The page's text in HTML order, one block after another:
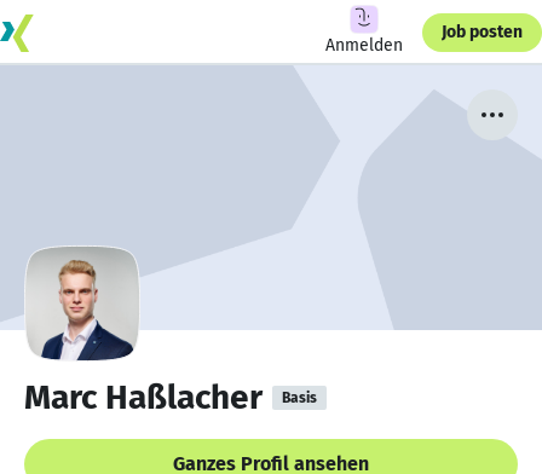
Anmelden
Job posten
Marc Haßlacher Basis
Ganzes Profil ansehen